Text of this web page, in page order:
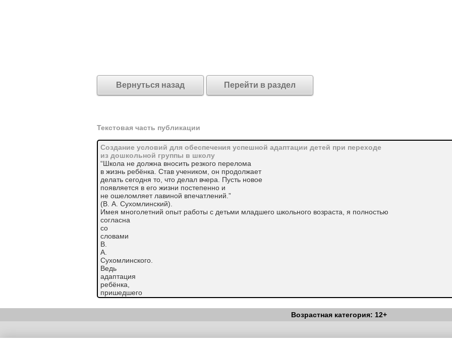
Вернуться назад Перейти в раздел
Текстовая часть публикации
Создание условий для обеспечения успешной адаптации детей при переходе
из дошкольной группы в школу
“Школа не должна вносить резкого перелома
в жизнь ребёнка. Став учеником, он продолжает
делать сегодня то, что делал вчера. Пусть новое
появляется в его жизни постепенно и
не ошеломляет лавиной впечатлений.”
(В. А. Сухомлинский).
Имея многолетний опыт работы с детьми младшего школьного возраста, я полностью
согласна
со
словами
В.
А.
Сухомлинского.
Ведь
адаптация
ребёнка,
пришедшего
из
дошкольной группу в школу - это не быстрый процесс, он сопровождается напряжением всех
Возрастная категория: 12+
Copyright (c) |Вестник Педагога|Об издании|Условия|Политика